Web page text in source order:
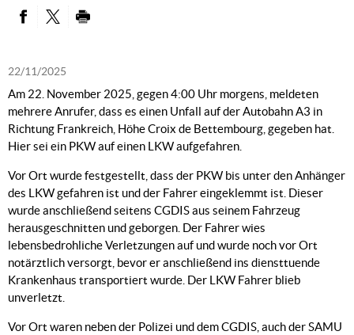
22/11/2025
Am 22. November 2025, gegen 4:00 Uhr morgens, meldeten
mehrere Anrufer, dass es einen Unfall auf der Autobahn A3 in
Richtung Frankreich, Höhe Croix de Bettembourg, gegeben hat.
Hier sei ein PKW auf einen LKW aufgefahren.
Vor Ort wurde festgestellt, dass der PKW bis unter den Anhänger
des LKW gefahren ist und der Fahrer eingeklemmt ist. Dieser
wurde anschließend seitens CGDIS aus seinem Fahrzeug
herausgeschnitten und geborgen. Der Fahrer wies
lebensbedrohliche Verletzungen auf und wurde noch vor Ort
notärztlich versorgt, bevor er anschließend ins diensttuende
Krankenhaus transportiert wurde. Der LKW Fahrer blieb
unverletzt.
Vor Ort waren neben der Polizei und dem CGDIS, auch der SAMU